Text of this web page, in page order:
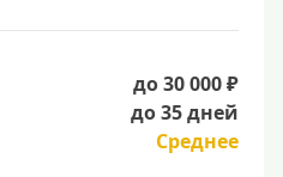
до 30 000 ₽
до 35 дней
Среднее